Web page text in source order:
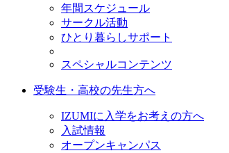
年間スケジュール
サークル活動
ひとり暮らしサポート
スペシャルコンテンツ
受験生・高校の先生方へ
IZUMIに入学をお考えの方へ
入試情報
オープンキャンパス